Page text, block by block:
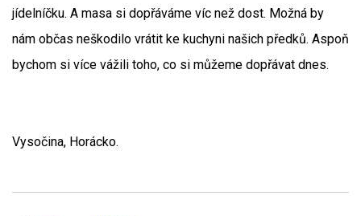
jídelníčku. A masa si dopřáváme víc než dost. Možná by
nám občas neškodilo vrátit ke kuchyni našich předků. Aspoň
bychom si více vážili toho, co si můžeme dopřávat dnes.
Vysočina, Horácko.